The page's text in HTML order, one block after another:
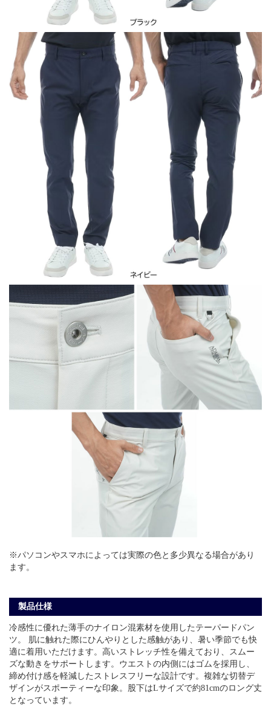
※パソコンやスマホによっては実際の色と多少異なる場合があり
ます。
製品仕様
冷感性に優れた薄手のナイロン混素材を使用したテーパードパン
ツ。 肌に触れた際にひんやりとした感触があり、暑い季節でも快
適に着用いただけます。高いストレッチ性を備えており、スムー
ズな動きをサポートします。ウエストの内側にはゴムを採用し、
締め付け感を軽減したストレスフリーな設計です。複雑な切替デ
ザインがスポーティーな印象。股下はLサイズで約81cmのロング丈
となっています。